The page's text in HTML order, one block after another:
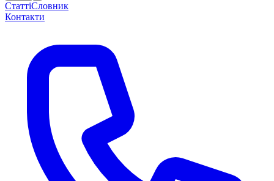
СтаттіСловник
Контакти